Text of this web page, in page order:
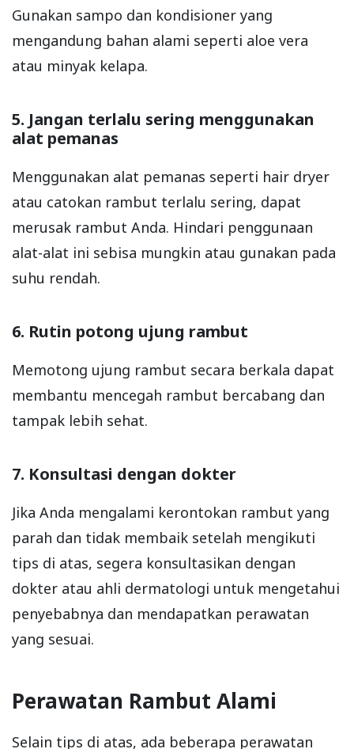
Gunakan sampo dan kondisioner yang
mengandung bahan alami seperti aloe vera
atau minyak kelapa.
5. Jangan terlalu sering menggunakan
alat pemanas
Menggunakan alat pemanas seperti hair dryer
atau catokan rambut terlalu sering, dapat
merusak rambut Anda. Hindari penggunaan
alat-alat ini sebisa mungkin atau gunakan pada
suhu rendah.
6. Rutin potong ujung rambut
Memotong ujung rambut secara berkala dapat
membantu mencegah rambut bercabang dan
tampak lebih sehat.
7. Konsultasi dengan dokter
Jika Anda mengalami kerontokan rambut yang
parah dan tidak membaik setelah mengikuti
tips di atas, segera konsultasikan dengan
dokter atau ahli dermatologi untuk mengetahui
penyebabnya dan mendapatkan perawatan
yang sesuai.
Perawatan Rambut Alami
Selain tips di atas, ada beberapa perawatan